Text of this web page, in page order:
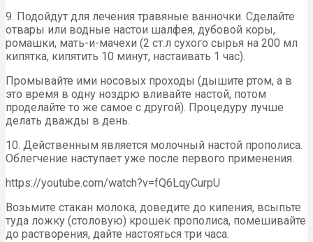
9. Подойдут для лечения травяные ванночки. Сделайте
отвары или водные настои шалфея, дубовой коры,
ромашки, мать-и-мачехи (2 ст.л сухого сырья на 200 мл
кипятка, кипятить 10 минут, настаивать 1 час).
Промывайте ими носовых проходы (дышите ртом, а в
это время в одну ноздрю вливайте настой, потом
проделайте то же самое с другой). Процедуру лучше
делать дважды в день.
10. Действенным является молочный настой прополиса.
Облегчение наступает уже после первого применения.
https://youtube.com/watch?v=fQ6LqyCurpU
Возьмите стакан молока, доведите до кипения, всыпьте
туда ложку (столовую) крошек прополиса, помешивайте
до растворения, дайте настояться три часа.